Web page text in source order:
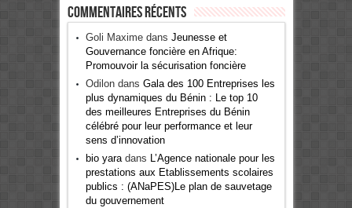
Commentaires récents
Goli Maximedans Jeunesse et
Gouvernance foncière en Afrique:
Promouvoir la sécurisation foncière
Odilondans Gala des 100 Entreprises les
plus dynamiques du Bénin : Le top 10
des meilleures Entreprises du Bénin
célébré pour leur performance et leur
sens d’innovation
bio yaradans
L’Agence nationale pour les
prestations aux Etablissements scolaires
publics : (ANaPES)Le plan de sauvetage
du gouvernement